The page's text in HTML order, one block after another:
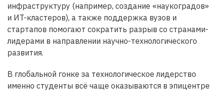
инфраструктуру (например, создание «наукоградов»
и ИT-кластеров), а также поддержка вузов и
стартапов помогают сократить разрыв со странами-
лидерами в направлении научно-технологического
развития.
В глобальной гонке за технологическое лидерство
именно студенты всё чаще оказываются в эпицентре